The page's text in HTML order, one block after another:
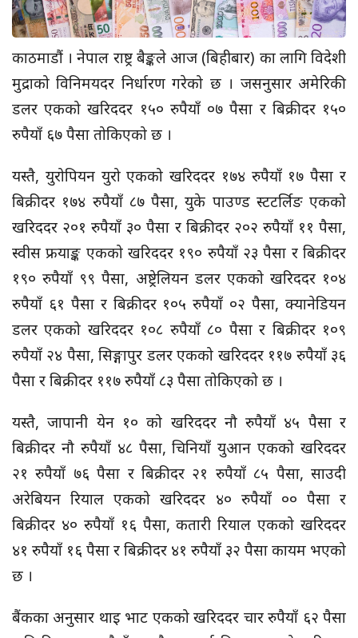
काठमाडौं । नेपाल राष्ट्र बैङ्कले आज (बिहीबार) का लागि विदेशी
मुद्राको विनिमयदर निर्धारण गरेको छ । जसनुसार अमेरिकी
डलर एकको खरिददर १५० रुपैयाँ ०७ पैसा र बिक्रीदर १५०
रुपैयाँ ६७ पैसा तोकिएको छ ।
यस्तै, युरोपियन युरो एकको खरिददर १७४ रुपैयाँ १७ पैसा र
बिक्रीदर १७४ रुपैयाँ ८७ पैसा, युके पाउण्ड स्टटर्लिङ एकको
खरिददर २०१ रुपैयाँ ३० पैसा र बिक्रीदर २०२ रुपैयाँ ११ पैसा,
स्वीस फ्रयाङ्क एकको खरिददर १९० रुपैयाँ २३ पैसा र बिक्रीदर
१९० रुपैयाँ ९९ पैसा, अष्ट्रेलियन डलर एकको खरिददर १०४
रुपैयाँ ६१ पैसा र बिक्रीदर १०५ रुपैयाँ ०२ पैसा, क्यानेडियन
डलर एकको खरिददर १०८ रुपैयाँ ८० पैसा र बिक्रीदर १०९
रुपैयाँ २४ पैसा, सिङ्गापुर डलर एकको खरिददर ११७ रुपैयाँ ३६
पैसा र बिक्रीदर ११७ रुपैयाँ ८३ पैसा तोकिएको छ ।
यस्तै, जापानी येन १० को खरिददर नौ रुपैयाँ ४५ पैसा र
बिक्रीदर नौ रुपैयाँ ४८ पैसा, चिनियाँ युआन एकको खरिददर
२१ रुपैयाँ ७६ पैसा र बिक्रीदर २१ रुपैयाँ ८५ पैसा, साउदी
अरेबियन रियाल एकको खरिददर ४० रुपैयाँ ०० पैसा र
बिक्रीदर ४० रुपैयाँ १६ पैसा, कतारी रियाल एकको खरिददर
४१ रुपैयाँ १६ पैसा र बिक्रीदर ४१ रुपैयाँ ३२ पैसा कायम भएको
छ ।
बैंकका अनुसार थाइ भाट एकको खरिददर चार रुपैयाँ ६२ पैसा